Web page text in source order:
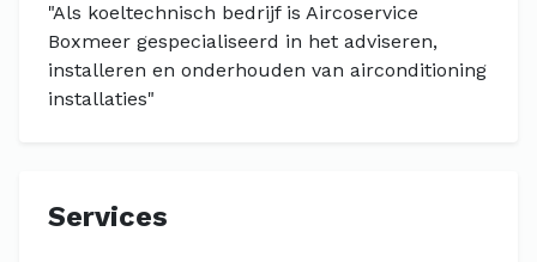
"Als koeltechnisch bedrijf is Aircoservice
Boxmeer gespecialiseerd in het adviseren,
installeren en onderhouden van airconditioning
installaties"
Services